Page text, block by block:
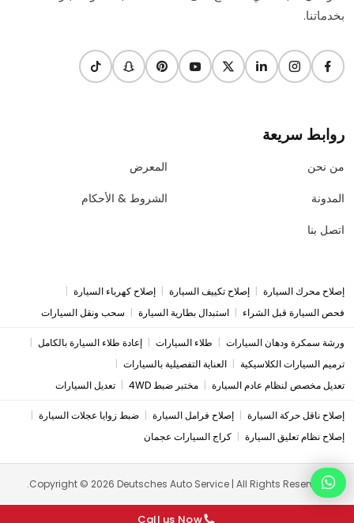
بخدماتنا.
روابط سريعة
من نحن
المدونة
اتصل بنا
المعرض
الشروط & الأحكام
إصلاح محرك السيارة | إصلاح تكييف السيارة | إصلاح كهرباء السيارة |
فحص السيارة قبل الشراء | استبدال بطارية السيارة | سحب ونقل السيارات
ورشة سمكرة ودهان السيارات | طلاء السيارات | إعادة طلاء السيارة بالكامل |
ترميم السيارات الكلاسيكية | العناية التفصيلية بالسيارات |
تعديل مخصص لنظام عادم السيارة | مختبر ضبط 4WD | تعديل السيارات
إصلاح ناقل حركة السيارة | إصلاح فرامل السيارة | ضبط زوايا عجلات السيارة |
إصلاح نظام تعليق السيارة | كراج السيارات عجمان
Copyright © 2026 Deutsches Auto Service | All Rights Reserved.
Call us Now